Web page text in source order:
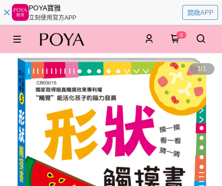
POYA寶雅
立刻使用官方APP
開啟APP
0
1/1